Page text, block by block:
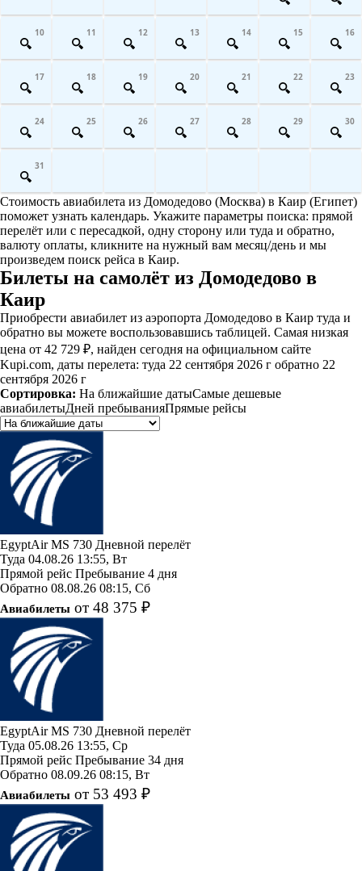
10 11 12 13 14 15 16
17 18 19 20 21 22 23
24 25 26 27 28 29 30
31
Стоимость авиабилета из Домодедово (Москва) в Каир (Египет)
поможет узнать календарь. Укажите параметры поиска: прямой
перелёт или с пересадкой, одну сторону или туда и обратно,
валюту оплаты, кликните на нужный вам месяц/день и мы
произведем поиск рейса в Каир.
Билеты на самолёт из Домодедово в
Каир
Приобрести авиабилет из аэропорта Домодедово в Каир туда и
обратно вы можете воспользовавшись таблицей. Самая низкая
цена от 42 729 ₽, найден сегодня на официальном сайте
Kupi.com, даты перелета: туда 22 сентября 2026 г обратно 22
сентября 2026 г
Сортировка: На ближайшие датыСамые дешевые
авиабилетыДней пребыванияПрямые рейсы
EgyptAirMS 730 Дневной перелёт
Туда 04.08.26 13:55, Вт
Прямой рейс Пребывание 4 дня
Обратно 08.08.26 08:15, Сб
Авиабилеты от 48 375 ₽
EgyptAirMS 730 Дневной перелёт
Туда 05.08.26 13:55, Ср
Прямой рейс Пребывание 34 дня
Обратно 08.09.26 08:15, Вт
Авиабилеты от 53 493 ₽